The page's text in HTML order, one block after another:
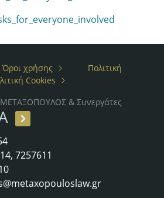
χρήσης
Πολιτική
Cookies
& Συνεργάτες
7257611